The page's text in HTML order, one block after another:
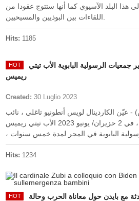
هذا البلد الآسيوي كما أنها ستتوج عقودا من
Hits: 1185
جمعيات الرسولية البابوية الأب تيتي
ريميس
Created: 30 Luglio 2023
- عيّن الكاردينال لويس أنطونيو تاغلي ، نائب
محافظ دائرة التبشير ، في 2 حزيران/ يونيو 2023 الأب تيتي ريميس ، SVD
Hits: 1234
مع بايدن حول معاناة الحرب وحالة